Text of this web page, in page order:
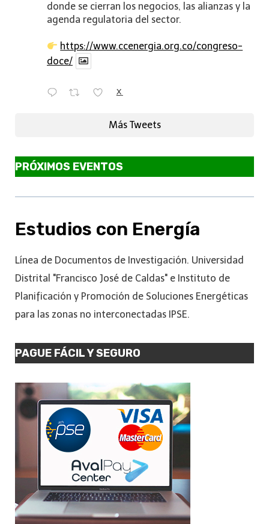
donde se cierran los negocios, las alianzas y la
agenda regulatoria del sector.
https://www.ccenergia.org.co/congreso-
doce/
X
Más Tweets
PRÓXIMOS EVENTOS
Estudios con Energía
Línea de Documentos de Investigación. Universidad
Distrital "Francisco José de Caldas" e Instituto de
Planificación y Promoción de Soluciones Energéticas
para las zonas no interconectadas IPSE.
PAGUE FÁCIL Y SEGURO